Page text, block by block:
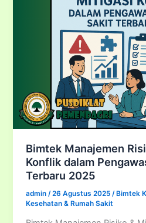
Bimtek Manajemen
Konflik dalam
Terbaru 2025
admin/26 Agustus 2025/ Bimtek
Kesehatan & Rumah Sakit